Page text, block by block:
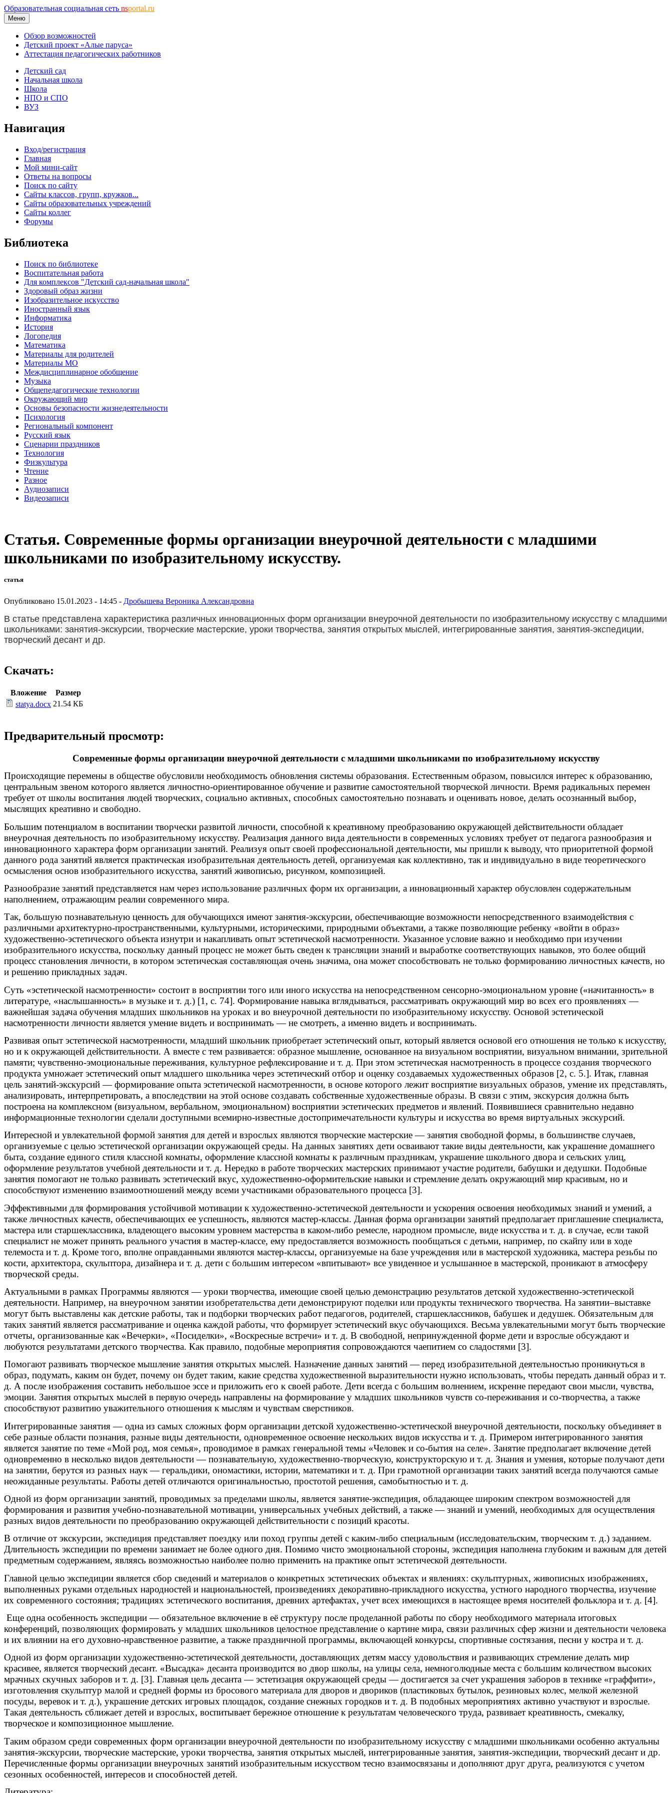
Образовательная социальная сеть nsportal.ru
Меню
Обзор возможностей
Детский проект «Алые паруса»
Аттестация педагогических работников
Детский сад
Начальная школа
Школа
НПО и СПО
ВУЗ
Навигация
Вход/регистрация
Главная
Мой мини-сайт
Ответы на вопросы
Поиск по сайту
Сайты классов, групп, кружков...
Сайты образовательных учреждений
Сайты коллег
Форумы
Библиотека
Поиск по библиотеке
Воспитательная работа
Для комплексов "Детский сад-начальная школа"
Здоровый образ жизни
Изобразительное искусство
Иностранный язык
Информатика
История
Логопедия
Математика
Материалы для родителей
Материалы МО
Междисциплинарное обобщение
Музыка
Общепедагогические технологии
Окружающий мир
Основы безопасности жизнедеятельности
Психология
Региональный компонент
Русский язык
Сценарии праздников
Технология
Физкультура
Чтение
Разное
Аудиозаписи
Видеозаписи
Статья. Современные формы организации внеурочной деятельности с младшими
школьниками по изобразительному искусству.
статья
Опубликовано 15.01.2023 - 14:45 - Дробышева Вероника Александровна
В статье представлена характеристика различных инновационных форм организации внеурочной деятельности по изобразительному искусству с младшими
школьниками: занятия-экскурсии, творческие мастерские, уроки творчества, занятия открытых мыслей, интегрированные занятия, занятия-экспедиции,
творческий десант и др.
Скачать:
Вложение
Размер
statya.docx 21.54 КБ
Предварительный просмотр:
Современные формы организации внеурочной деятельности с младшими школьниками по изобразительному искусству
Происходящие перемены в обществе обусловили необходимость обновления системы образования. Естественным образом, повысился интерес к образованию,
центральным звеном которого является личностно-ориентированное обучение и развитие самостоятельной творческой личности. Время радикальных перемен
требует от школы воспитания людей творческих, социально активных, способных самостоятельно познавать и оценивать новое, делать осознанный выбор,
мыслящих креативно и свободно.
Большим потенциалом в воспитании творчески развитой личности, способной к креативному преобразованию окружающей действительности обладает
внеурочная деятельность по изобразительному искусству. Реализация данного вида деятельности в современных условиях требует от педагога разнообразия и
инновационного характера форм организации занятий. Реализуя опыт своей профессиональной деятельности, мы пришли к выводу, что приоритетной формой
данного рода занятий является практическая изобразительная деятельность детей, организуемая как коллективно, так и индивидуально в виде теоретического
осмысления основ изобразительного искусства, занятий живописью, рисунком, композицией.
Разнообразие занятий представляется нам через использование различных форм их организации, а инновационный характер обусловлен содержательным
наполнением, отражающим реалии современного мира.
Так, большую познавательную ценность для обучающихся имеют занятия-экскурсии, обеспечивающие возможности непосредственного взаимодействия с
различными архитектурно-пространственными, культурными, историческими, природными объектами, а также позволяющие ребенку «войти в образ»
художественно-эстетического объекта изнутри и накапливать опыт эстетической насмотренности. Указанное условие важно и необходимо при изучении
изобразительного искусства, поскольку данный процесс не может быть сведен к трансляции знаний и выработке соответствующих навыков, это более общий
процесс становления личности, в котором эстетическая составляющая очень значима, она может способствовать не только формированию личностных качеств, но
и решению прикладных задач.
Суть «эстетической насмотренности» состоит в восприятии того или иного искусства на непосредственном сенсорно-эмоциональном уровне («начитанность» в
литературе, «наслышанность» в музыке и т. д.) [1, с. 74]. Формирование навыка вглядываться, рассматривать окружающий мир во всех его проявлениях —
важнейшая задача обучения младших школьников на уроках и во внеурочной деятельности по изобразительному искусству. Основой эстетической
насмотренности личности является умение видеть и воспринимать — не смотреть, а именно видеть и воспринимать.
Развивая опыт эстетической насмотренности, младший школьник приобретает эстетический опыт, который является основой его отношения не только к искусству,
но и к окружающей действительности. А вместе с тем развивается: образное мышление, основанное на визуальном восприятии, визуальном внимании, зрительной
памяти; чувственно-эмоциональные переживания, культурное рефлексирование и т. д. При этом эстетическая насмотренность в процессе создания творческого
продукта умножает эстетический опыт младшего школьника через эстетический отбор и оценку создаваемых художественных образов [2, с. 5.]. Итак, главная
цель занятий-экскурсий — формирование опыта эстетической насмотренности, в основе которого лежит восприятие визуальных образов, умение их представлять,
анализировать, интерпретировать, а впоследствии на этой основе создавать собственные художественные образы. В связи с этим, экскурсия должна быть
построена на комплексном (визуальном, вербальном, эмоциональном) восприятии эстетических предметов и явлений. Появившиеся сравнительно недавно
информационные технологии сделали доступными всемирно-известные достопримечательности культуры и искусства во время виртуальных экскурсий.
Интересной и увлекательной формой занятия для детей и взрослых являются творческие мастерские — занятия свободной формы, в большинстве случаев,
организуемые с целью эстетической организации окружающей среды. На данных занятиях дети осваивают такие виды деятельности, как украшение домашнего
быта, создание единого стиля классной комнаты, оформление классной комнаты к различным праздникам, украшение школьного двора и сельских улиц,
оформление результатов учебной деятельности и т. д. Нередко в работе творческих мастерских принимают участие родители, бабушки и дедушки. Подобные
занятия помогают не только развивать эстетический вкус, художественно-оформительские навыки и стремление делать окружающий мир красивым, но и
способствуют изменению взаимоотношений между всеми участниками образовательного процесса [3].
Эффективными для формирования устойчивой мотивации к художественно-эстетической деятельности и ускорения освоения необходимых знаний и умений, а
также личностных качеств, обеспечивающих ее успешность, являются мастер-классы. Данная форма организации занятий предполагает приглашение специалиста,
мастера или старшеклассника, владеющего высоким уровнем мастерства в каком-либо ремесле, народном промысле, виде искусства и т. д. в случае, если такой
специалист не может принять реального участия в мастер-классе, ему предоставляется возможность пообщаться с детьми, например, по скайпу или в ходе
телемоста и т. д. Кроме того, вполне оправданными являются мастер-классы, организуемые на базе учреждения или в мастерской художника, мастера резьбы по
кости, архитектора, скульптора, дизайнера и т. д. дети с большим интересом «впитывают» все увиденное и услышанное в мастерской, проникают в атмосферу
творческой среды.
Актуальными в рамках Программы являются — уроки творчества, имеющие своей целью демонстрацию результатов детской художественно-эстетической
деятельности. Например, на внеурочном занятии изобретательства дети демонстрируют поделки или продукты технического творчества. На занятии–выставке
могут быть выставлены как детские работы, так и подборки творческих работ педагогов, родителей, старшеклассников, бабушек и дедушек. Обязательным для
таких занятий является рассматривание и оценка каждой работы, что формирует эстетический вкус обучающихся. Весьма увлекательными могут быть творческие
отчеты, организованные как «Вечерки», «Посиделки», «Воскресные встречи» и т. д. В свободной, непринужденной форме дети и взрослые обсуждают и
любуются результатами детского творчества. Как правило, подобные мероприятия сопровождаются чаепитием со сладостями [3].
Помогают развивать творческое мышление занятия открытых мыслей. Назначение данных занятий — перед изобразительной деятельностью проникнуться в
образ, подумать, каким он будет, почему он будет таким, какие средства художественной выразительности нужно использовать, чтобы передать данный образ и т.
д. А после изображения составить небольшое эссе и приложить его к своей работе. Дети всегда с большим волнением, искренне передают свои мысли, чувства,
эмоции. Занятия открытых мыслей в первую очередь направлены на формирование у младших школьников чувств со-переживания и со-творчества, а также
способствуют развитию уважительного отношения к мыслям и чувствам сверстников.
Интегрированные занятия — одна из самых сложных форм организации детской художественно-эстетической внеурочной деятельности, поскольку объединяет в
себе разные области познания, разные виды деятельности, одновременное освоение нескольких видов искусства и т. д. Примером интегрированного занятия
является занятие по теме «Мой род, моя семья», проводимое в рамках генеральной темы «Человек и со-бытия на селе». Занятие предполагает включение детей
одновременно в несколько видов деятельности — познавательную, художественно-творческую, конструкторскую и т. д. Знания и умения, которые получают дети
на занятии, берутся из разных наук — геральдики, ономастики, истории, математики и т. д. При грамотной организации таких занятий всегда получаются самые
неожиданные результаты. Работы детей отличаются оригинальностью, простотой решения, самобытностью и т. д.
Одной из форм организации занятий, проводимых за пределами школы, является занятие-экспедиция, обладающее широким спектром возможностей для
формирования и развития учебно-познавательной мотивации, универсальных учебных действий, а также — знаний и умений, необходимых для осуществления
разных видов деятельности по преобразованию окружающей действительности с позиций красоты.
В отличие от экскурсии, экспедиция представляет поездку или поход группы детей с каким-либо специальным (исследовательским, творческим т. д.) заданием.
Длительность экспедиции по времени занимает не более одного дня. Помимо чисто эмоциональной стороны, экспедиция наполнена глубоким и важным для детей
предметным содержанием, являясь возможностью наиболее полно применить на практике опыт эстетической деятельности.
Главной целью экспедиции является сбор сведений и материалов о конкретных эстетических объектах и явлениях: скульптурных, живописных изображениях,
выполненных руками отдельных народностей и национальностей, произведениях декоративно-прикладного искусства, устного народного творчества, изучение
их современного состояния; традициях эстетического воспитания, древних артефактах, учет всех имеющихся в настоящее время носителей фольклора и т. д. [4].
Еще одна особенность экспедиции — обязательное включение в её структуру после проделанной работы по сбору необходимого материала итоговых
конференций, позволяющих формировать у младших школьников целостное представление о картине мира, связи различных сфер жизни и деятельности человека
и их влиянии на его духовно-нравственное развитие, а также праздничной программы, включающей конкурсы, спортивные состязания, песни у костра и т. д.
Одной из форм организации художественно-эстетической деятельности, доставляющих детям массу удовольствия и развивающих стремление делать мир
красивее, является творческий десант. «Высадка» десанта производится во двор школы, на улицы села, немноголюдные места с большим количеством высоких
мрачных скучных заборов и т. д. [3]. Главная цель десанта — эстетизация окружающей среды — достигается за счет украшения заборов в технике «граффити»,
изготовления скульптур малой и средней формы из бросового материала для дворов и двориков (пластиковых бутылок, резиновых колес, мелкой железной
посуды, веревок и т. д.), украшение детских игровых площадок, создание снежных городков и т. д. В подобных мероприятиях активно участвуют и взрослые.
Такая деятельность сближает детей и взрослых, воспитывает бережное отношение к результатам человеческого труда, развивает креативность, смекалку,
творческое и композиционное мышление.
Таким образом среди современных форм организации внеурочной деятельности по изобразительному искусству с младшими школьниками особенно актуальны
занятия-экскурсии, творческие мастерские, уроки творчества, занятия открытых мыслей, интегрированные занятия, занятия-экспедиции, творческий десант и др.
Перечисленные формы организации внеурочных занятий изобразительным искусством тесно взаимосвязаны и дополняют друг друга, реализуются с учетом
сезонных особенностей, интересов и способностей детей.